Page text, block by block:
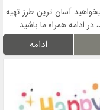
آسان ترین طرز تهیه
ادامه همراه ما باشید.
ادامه